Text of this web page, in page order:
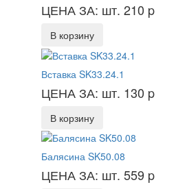
ЦЕНА ЗА: шт. 210 p
В корзину
Вставка SK33.24.1
ЦЕНА ЗА: шт. 130 p
В корзину
Балясина SK50.08
ЦЕНА ЗА: шт. 559 p